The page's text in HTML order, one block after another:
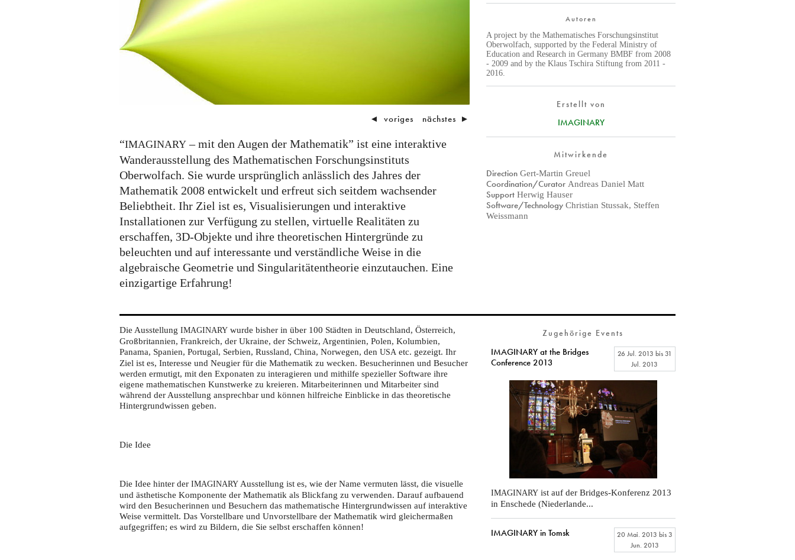
Mathematik
Autoren
A project by the Mathematisches Forschungsinstitut
Oberwolfach, supported by the Federal Ministry of
Education and Research in Germany BMBF from 2008
- 2009 and by the Klaus Tschira Stiftung from 2011 -
2016.
Erstellt von
IMAGINARY
Mitwirkende
Direction Gert-Martin Greuel
Coordination/Curator Andreas Daniel Matt
Support Herwig Hauser
Software/Technology Christian Stussak, Steffen
Weissmann
◄ voriges nächstes ►
“IMAGINARY – mit den Augen der Mathematik” ist eine interaktive
Wanderausstellung des Mathematischen Forschungsinstituts
Oberwolfach. Sie wurde ursprünglich anlässlich des Jahres der
Mathematik 2008 entwickelt und erfreut sich seitdem wachsender
Beliebtheit. Ihr Ziel ist es, Visualisierungen und interaktive
Installationen zur Verfügung zu stellen, virtuelle Realitäten zu
erschaffen, 3D-Objekte und ihre theoretischen Hintergründe zu
beleuchten und auf interessante und verständliche Weise in die
algebraische Geometrie und Singularitätentheorie einzutauchen. Eine
einzigartige Erfahrung!
Die Ausstellung IMAGINARY wurde bisher in über 100 Städten in Deutschland, Österreich,
Großbritannien, Frankreich, der Ukraine, der Schweiz, Argentinien, Polen, Kolumbien,
Panama, Spanien, Portugal, Serbien, Russland, China, Norwegen, den USA etc. gezeigt. Ihr
Ziel ist es, Interesse und Neugier für die Mathematik zu wecken. Besucherinnen und Besucher
werden ermutigt, mit den Exponaten zu interagieren und mithilfe spezieller Software ihre
eigene mathematischen Kunstwerke zu kreieren. Mitarbeiterinnen und Mitarbeiter sind
während der Ausstellung ansprechbar und können hilfreiche Einblicke in das theoretische
Hintergrundwissen geben.
Die Idee
Die Idee hinter der IMAGINARY Ausstellung ist es, wie der Name vermuten lässt, die visuelle
und ästhetische Komponente der Mathematik als Blickfang zu verwenden. Darauf aufbauend
wird den Besucherinnen und Besuchern das mathematische Hintergrundwissen auf interaktive
Weise vermittelt. Das Vorstellbare und Unvorstellbare der Mathematik wird gleichermaßen
aufgegriffen; es wird zu Bildern, die Sie selbst erschaffen können!
Zugehörige Events
IMAGINARY at the Bridges
Conference 2013
26 Jul. 2013 bis31
Jul. 2013
IMAGINARYist auf der Bridges-Konferenz 2013
in Enschede (Niederlande...
IMAGINARY in Tomsk 20 Mai. 2013 bis3
Jun. 2013